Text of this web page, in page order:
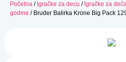
Početna / Igračke za decu / Igračke za
godine / Bruder Balirka Krone Big Pack